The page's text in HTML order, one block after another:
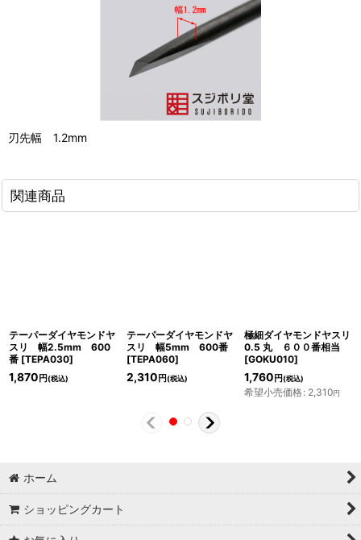
刃先幅 1.2mm
関連商品
テーパーダイヤモンドヤ
スリ 幅2.5mm 600
番 [TEPA030]
1,870 円(税込)
テーパーダイヤモンドヤ
スリ 幅5mm 600番
[TEPA060]
2,310 円(税込)
極細ダイヤモンドヤスリ
0.5 丸 ６００番相当
[GOKU010]
1,760 円(税込)
希望小売価格: 2,310円
ホーム
ショッピングカート